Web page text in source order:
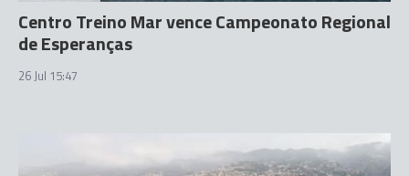
Centro Treino Mar vence Campeonato Regional
de Esperanças
26 Jul 15:47